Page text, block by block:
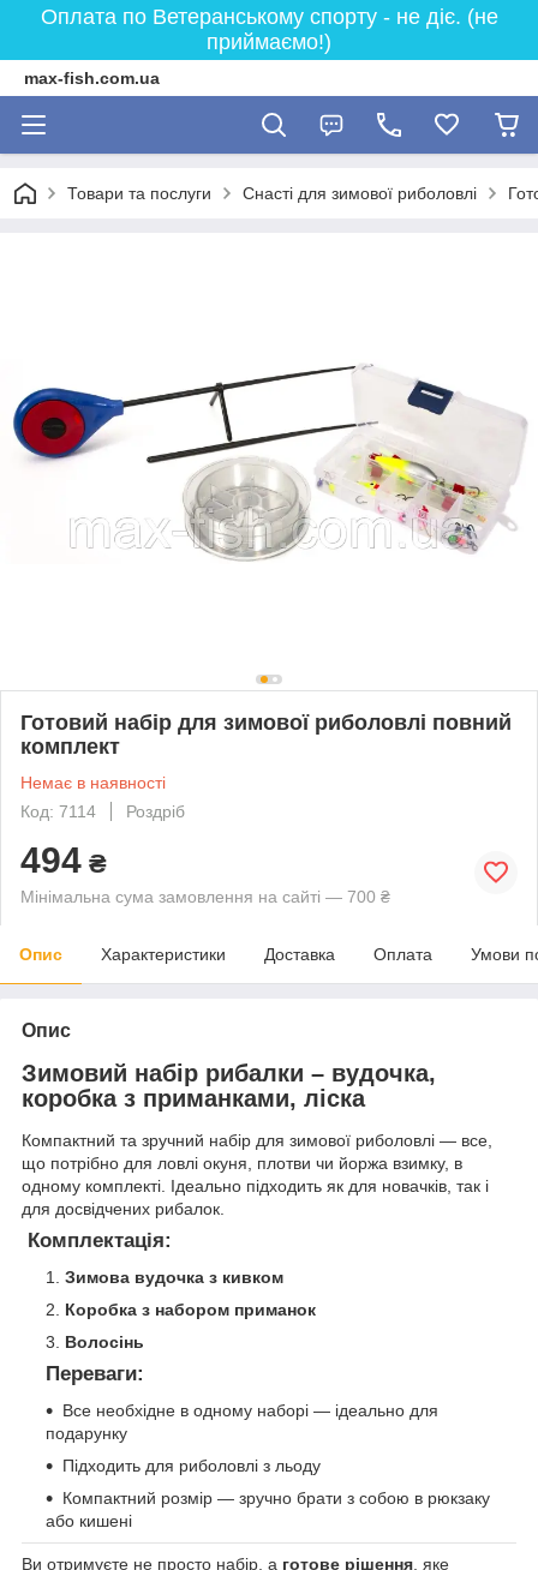
Оплата по Ветеранському спорту - не діє. (не
приймаємо!)
max-fish.com.ua
Товари та послуги Снасті для зимової риболовлі
Готовий набір для зимової риболовлі повний
комплект
Немає в наявності
Код: 7114
Роздріб
494 ₴
Мінімальна сума замовлення на сайті — 700 ₴
Опис Характеристики Доставка Оплата Умови
Опис
Зимовий набір рибалки – вудочка,
коробка з приманками, ліска
Компактний та зручний набір для зимової риболовлі — все,
що потрібно для ловлі окуня, плотви чи йоржа взимку, в
одному комплекті. Ідеально підходить як для новачків, так і
для досвідчених рибалок.
Комплектація:
Зимова вудочка з кивком
Коробка з набором приманок
Волосінь
Переваги:
Все необхідне в одному наборі — ідеально для
подарунку
Підходить для риболовлі з льоду
Компактний розмір — зручно брати з собою в рюкзаку
або кишені
Ви отримуєте не просто набір, а готове рішення , яке